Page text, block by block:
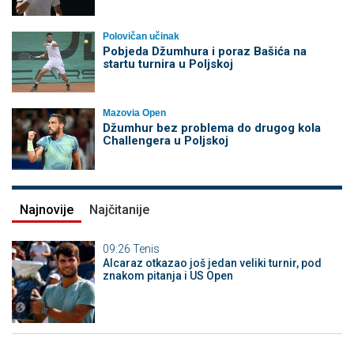
Polovičan učinak
Pobjeda Džumhura i poraz Bašića na
startu turnira u Poljskoj
Mazovia Open
Džumhur bez problema do drugog kola
Challengera u Poljskoj
Najnovije Najčitanije
09:26 Tenis
Alcaraz otkazao još jedan veliki turnir, pod
znakom pitanja i US Open